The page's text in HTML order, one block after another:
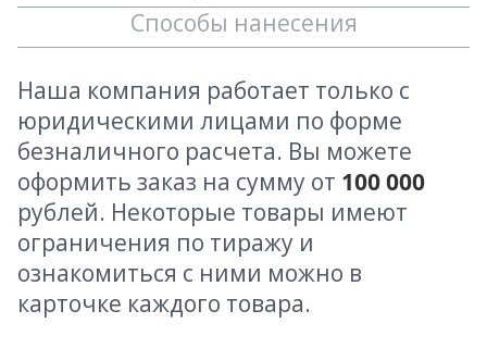
Способы нанесения
Наша компания работает только с
юридическими лицами по форме
безналичного расчета. Вы можете
оформить заказ на сумму от 100 000
рублей. Некоторые товары имеют
ограничения по тиражу и
ознакомиться с ними можно в
карточке каждого товара.